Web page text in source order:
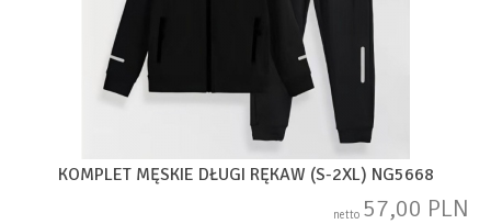
KOMPLET MĘSKIE DŁUGI RĘKAW (S-2XL) NG5668
netto 57,00 PLN